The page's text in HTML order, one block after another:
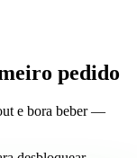
pedido
e bora beber —